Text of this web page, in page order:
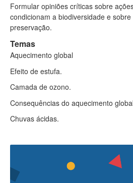
Formular opiniões críticas sobre
condicionam a biodiversidade e
preservação.
Temas
Aquecimento global
Efeito de estufa.
Camada de ozono.
Consequências do aquecimento global
Chuvas ácidas.